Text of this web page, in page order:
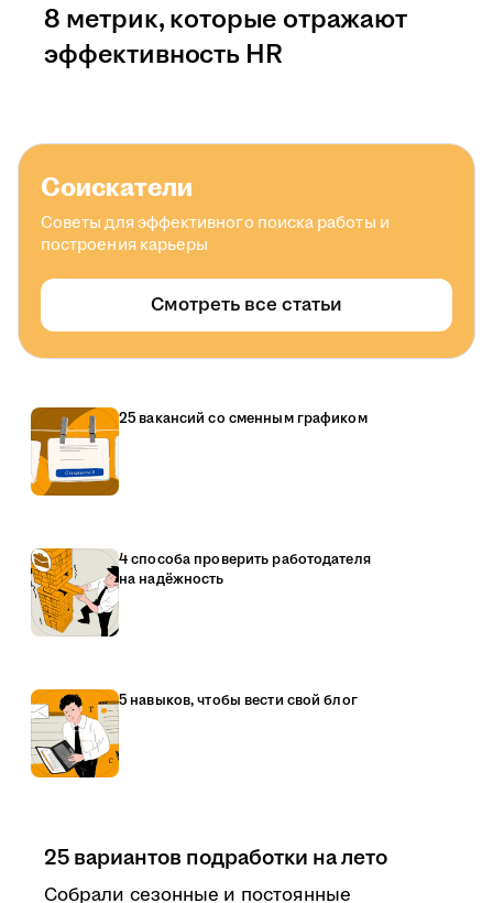
8 метрик, которые отражают
эффективность HR
Соискатели
Советы для эффективного поиска работы и
построения карьеры
Смотреть все статьи
25 вакансий со сменным графиком
4 способа проверить работодателя
на надёжность
5 навыков, чтобы вести свой блог
25 вариантов подработки на лето
Собрали сезонные и постоянные